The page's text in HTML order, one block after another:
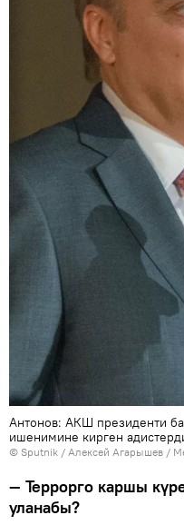
Антонов: АКШ президенти
ишенимине кирген
© Sputnik / Алексей Агарышев /
— Террорго каршы
уланабы?